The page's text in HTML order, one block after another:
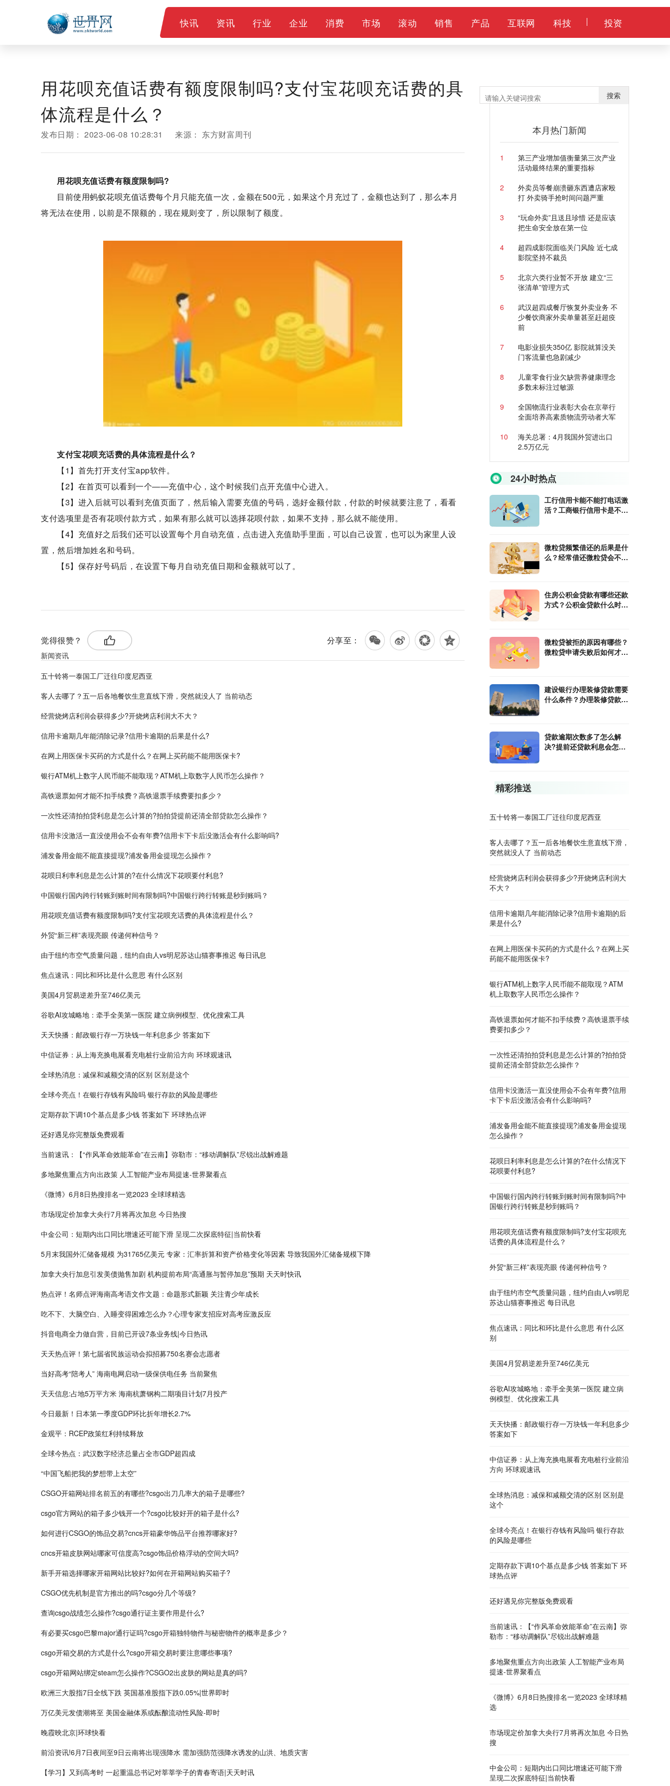
快讯 资讯 行业 企业 消费 市场 滚动 销售 产品 互联网 科技 投资
用花呗充值话费有额度限制吗?支付宝花呗充话费的具
体流程是什么？
发布日期： 2023-06-08 10:28:31 来源： 东方财富周刊
用花呗充值话费有额度限制吗?
目前使用蚂蚁花呗充值话费每个月只能充值一次，金额在500元，如果这个月充过了，金额也达到了，那么本月
将无法在使用，以前是不限额的，现在规则变了，所以限制了额度。
支付宝花呗充话费的具体流程是什么？
【1】首先打开支付宝app软件。
【2】在首页可以看到一个——充值中心，这个时候我们点开充值中心进入。
【3】进入后就可以看到充值页面了，然后输入需要充值的号码，选好金额付款，付款的时候就要注意了，看看
支付选项里是否有花呗付款方式，如果有那么就可以选择花呗付款，如果不支持，那么就不能使用。
【4】充值好之后我们还可以设置每个月自动充值，点击进入充值助手里面，可以自己设置，也可以为家里人设
置，然后增加姓名和号码。
【5】保存好号码后，在设置下每月自动充值日期和金额就可以了。
觉得很赞？ 分享至：
新闻资讯
五十铃将一泰国工厂迁往印度尼西亚
客人去哪了？五一后各地餐饮生意直线下滑，突然就没人了 当前动态
经营烧烤店利润会获得多少?开烧烤店利润大不大？
信用卡逾期几年能消除记录?信用卡逾期的后果是什么?
在网上用医保卡买药的方式是什么？在网上买药能不能用医保卡?
银行ATM机上数字人民币能不能取现？ATM机上取数字人民币怎么操作？
高铁退票如何才能不扣手续费？高铁退票手续费要扣多少？
一次性还清拍拍贷利息是怎么计算的?拍拍贷提前还清全部贷款怎么操作？
信用卡没激活一直没使用会不会有年费?信用卡下卡后没激活会有什么影响吗?
浦发备用金能不能直接提现?浦发备用金提现怎么操作？
花呗日利率利息是怎么计算的?在什么情况下花呗要付利息?
中国银行国内跨行转账到账时间有限制吗?中国银行跨行转账是秒到账吗？
用花呗充值话费有额度限制吗?支付宝花呗充话费的具体流程是什么？
外贸“新三样”表现亮眼 传递何种信号？
由于纽约市空气质量问题，纽约自由人vs明尼苏达山猫赛事推迟 每日讯息
焦点速讯：同比和环比是什么意思 有什么区别
美国4月贸易逆差升至746亿美元
谷歌AI攻城略地：牵手全美第一医院 建立病例模型、优化搜索工具
天天快播：邮政银行存一万块钱一年利息多少 答案如下
中信证券：从上海充换电展看充电桩行业前沿方向 环球观速讯
全球热消息：减保和减额交清的区别 区别是这个
全球今亮点！在银行存钱有风险吗 银行存款的风险是哪些
定期存款下调10个基点是多少钱 答案如下 环球热点评
还好遇见你完整版免费观看
当前速讯：【“作风革命效能革命”在云南】弥勒市：“移动调解队”尽锐出战解难题
多地聚焦重点方向出政策 人工智能产业布局提速-世界聚看点
《微博》6月8日热搜排名一览2023 全球球精选
市场现定价加拿大央行7月将再次加息 今日热搜
中金公司：短期内出口同比增速还可能下滑 呈现二次探底特征|当前快看
5月末我国外汇储备规模 为31765亿美元 专家：汇率折算和资产价格变化等因素 导致我国外汇储备规模下降
加拿大央行加息引发美债抛售加剧 机构提前布局“高通胀与暂停加息”预期 天天时快讯
热点评！名师点评海南高考语文作文题：命题形式新颖 关注青少年成长
吃不下、大脑空白、入睡变得困难怎么办？心理专家支招应对高考应激反应
抖音电商全力做自营，目前已开设7条业务线|今日热讯
天天热点评！第七届省民族运动会拟招募750名赛会志愿者
当好高考“陪考人” 海南电网启动一级保供电任务 当前聚焦
天天信息:占地5万平方米 海南杭萧钢构二期项目计划7月投产
今日最新！日本第一季度GDP环比折年增长2.7%
金观平：RCEP政策红利持续释放
全球今热点：武汉数字经济总量占全市GDP超四成
“中国飞船把我的梦想带上太空”
CSGO开箱网站排名前五的有哪些?csgo出刀几率大的箱子是哪些?
csgo官方网站的箱子多少钱开一个?csgo比较好开的箱子是什么?
如何进行CSGO的饰品交易?cncs开箱豪华饰品平台推荐哪家好?
cncs开箱皮肤网站哪家可信度高?csgo饰品价格浮动的空间大吗?
新手开箱选择哪家开箱网站比较好?如何在开箱网站购买箱子?
CSGO优先机制是官方推出的吗?csgo分几个等级?
查询csgo战绩怎么操作?csgo通行证主要作用是什么?
有必要买csgo巴黎major通行证吗?csgo开箱独特物件与秘密物件的概率是多少？
csgo开箱交易的方式是什么?csgo开箱交易时要注意哪些事项?
csgo开箱网站绑定steam怎么操作?CSGO2出皮肤的网站是真的吗?
欧洲三大股指7日全线下跌 英国基准股指下跌0.05%|世界即时
万亿美元发债潮将至 美国金融体系或酝酿流动性风险-即时
晚霞映北京|环球快看
前沿资讯!6月7日夜间至9日云南将出现强降水 需加强防范强降水诱发的山洪、地质灾害
【学习】又到高考时 一起重温总书记对莘莘学子的青春寄语|天天时讯
搜索
本月热门新闻
1
第三产业增加值衡量第三次产业
活动最终结果的重要指标
2
外卖员等餐崩溃砸东西遭店家殴
打 外卖骑手抢时间问题严重
3
“玩命外卖”且送且珍惜 还是应该
把生命安全放在第一位
4
超四成影院面临关门风险 近七成
影院坚持不裁员
5
北京六类行业暂不开放 建立“三
张清单”管理方式
6
武汉超四成餐厅恢复外卖业务 不
少餐饮商家外卖单量甚至赶超疫
前
7
电影业损失350亿 影院就算没关
门客流量也急剧减少
8
儿童零食行业欠缺营养健康理念
多数未标注过敏源
9
全国物流行业表彰大会在京举行
全面培养高素质物流劳动者大军
10
海关总署：4月我国外贸进出口
2.5万亿元
24小时热点
工行信用卡能不能打电话激
活？工商银行信用卡是不是
微粒贷频繁借还的后果是什
么？经常借还微粒贷会不会
住房公积金贷款有哪些还款
方式？公积金贷款什么时间
微粒贷被拒的原因有哪些？
微粒贷申请失败后如何才能
建设银行办理装修贷款需要
什么条件？办理装修贷款需
贷款逾期次数多了怎么解
决?提前还贷款利息会怎么
精彩推送
五十铃将一泰国工厂迁往印度尼西亚
客人去哪了？五一后各地餐饮生意直线下滑，
突然就没人了 当前动态
经营烧烤店利润会获得多少?开烧烤店利润大
不大？
信用卡逾期几年能消除记录?信用卡逾期的后
果是什么?
在网上用医保卡买药的方式是什么？在网上买
药能不能用医保卡?
银行ATM机上数字人民币能不能取现？ATM
机上取数字人民币怎么操作？
高铁退票如何才能不扣手续费？高铁退票手续
费要扣多少？
一次性还清拍拍贷利息是怎么计算的?拍拍贷
提前还清全部贷款怎么操作？
信用卡没激活一直没使用会不会有年费?信用
卡下卡后没激活会有什么影响吗?
浦发备用金能不能直接提现?浦发备用金提现
怎么操作？
花呗日利率利息是怎么计算的?在什么情况下
花呗要付利息?
中国银行国内跨行转账到账时间有限制吗?中
国银行跨行转账是秒到账吗？
用花呗充值话费有额度限制吗?支付宝花呗充
话费的具体流程是什么？
外贸“新三样”表现亮眼 传递何种信号？
由于纽约市空气质量问题，纽约自由人vs明尼
苏达山猫赛事推迟 每日讯息
焦点速讯：同比和环比是什么意思 有什么区
别
美国4月贸易逆差升至746亿美元
谷歌AI攻城略地：牵手全美第一医院 建立病
例模型、优化搜索工具
天天快播：邮政银行存一万块钱一年利息多少
答案如下
中信证券：从上海充换电展看充电桩行业前沿
方向 环球观速讯
全球热消息：减保和减额交清的区别 区别是
这个
全球今亮点！在银行存钱有风险吗 银行存款
的风险是哪些
定期存款下调10个基点是多少钱 答案如下 环
球热点评
还好遇见你完整版免费观看
当前速讯：【“作风革命效能革命”在云南】弥
勒市：“移动调解队”尽锐出战解难题
多地聚焦重点方向出政策 人工智能产业布局
提速-世界聚看点
《微博》6月8日热搜排名一览2023 全球球精
选
市场现定价加拿大央行7月将再次加息 今日热
搜
中金公司：短期内出口同比增速还可能下滑
呈现二次探底特征|当前快看